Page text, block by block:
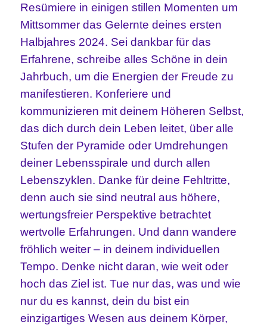
Resümiere in einigen stillen Momenten um
Mittsommer das Gelernte deines ersten
Halbjahres 2024. Sei dankbar für das
Erfahrene, schreibe alles Schöne in dein
Jahrbuch, um die Energien der Freude zu
manifestieren. Konferiere und
kommunizieren mit deinem Höheren Selbst,
das dich durch dein Leben leitet, über alle
Stufen der Pyramide oder Umdrehungen
deiner Lebensspirale und durch allen
Lebenszyklen. Danke für deine Fehltritte,
denn auch sie sind neutral aus höhere,
wertungsfreier Perspektive betrachtet
wertvolle Erfahrungen. Und dann wandere
fröhlich weiter – in deinem individuellen
Tempo. Denke nicht daran, wie weit oder
hoch das Ziel ist. Tue nur das, was und wie
nur du es kannst, dein du bist ein
einzigartiges Wesen aus deinem Körper,